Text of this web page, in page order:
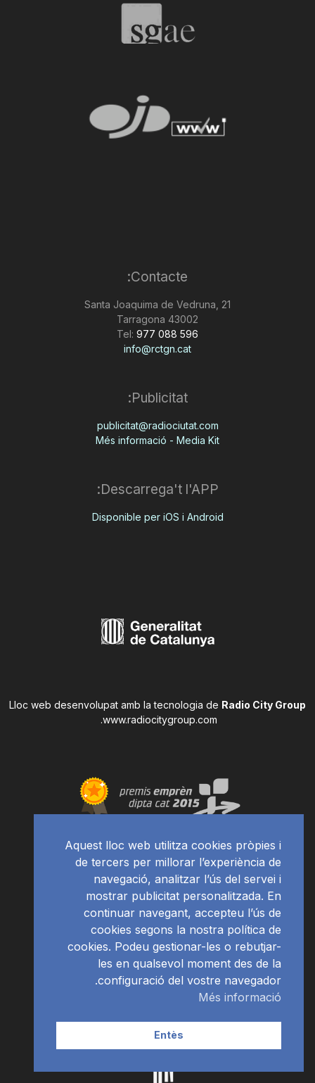
Contacte:
Santa Joaquima de Vedruna, 21
43002 Tarragona
Tel: 977 088 596
info@rctgn.cat
Publicitat:
publicitat@radiociutat.com
Més informació - Media Kit
Descarrega't l'APP:
Disponible per iOS i Android
Lloc web desenvolupat amb la tecnologia de Radio City Group
www.radiocitygroup.com
.
Aquest lloc web utilitza cookies pròpies i
de tercers per millorar l’experiència de
navegació, analitzar l’ús del servei i
mostrar publicitat personalitzada. En
continuar navegant, accepteu l’ús de
cookies segons la nostra política de
cookies. Podeu gestionar-les o rebutjar-
les en qualsevol moment des de la
configuració del vostre navegador.
Més informació
Entès